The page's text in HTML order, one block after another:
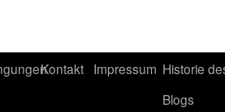
Kontakt Impressum Historie
Blogs